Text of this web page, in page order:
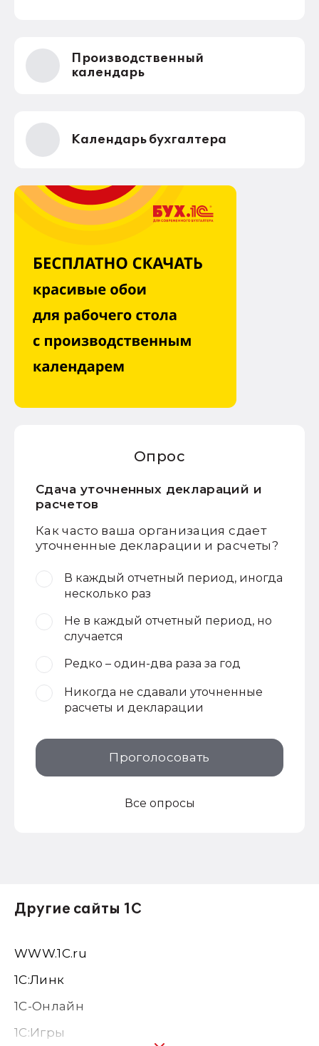
Производственный
календарь
Календарь бухгалтера
Опрос
Сдача уточненных деклараций и
расчетов
Как часто ваша организация сдает
уточненные декларации и расчеты?
В каждый отчетный период, иногда
несколько раз
Не в каждый отчетный период, но
случается
Редко – один-два раза за год
Никогда не сдавали уточненные
расчеты и декларации
Проголосовать
Все опросы
Другие сайты 1С
WWW.1С.ru
1С:Линк
1С-Онлайн
1C:Игры